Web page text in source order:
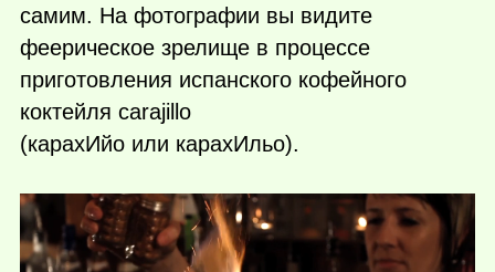
самим. На фотографии вы видите
феерическое зрелище в процессе
приготовления испанского кофейного
коктейля carajillo
(карахИйо или карахИльо).